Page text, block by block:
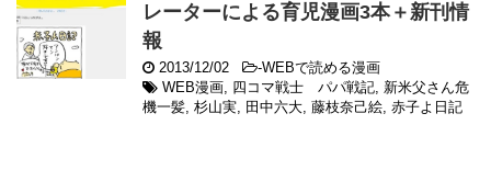
レーターによる育児漫画3本＋新刊情
報
2013/12/02 -WEBで読める漫画
WEB漫画, 四コマ戦士 パパ戦記, 新米父さん危
機一髪, 杉山実, 田中六大, 藤枝奈己絵, 赤子よ日記